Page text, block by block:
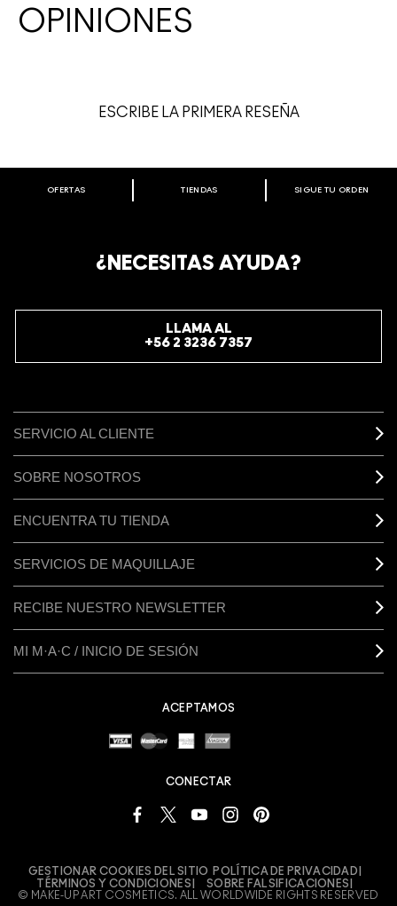
OPINIONES
ESCRIBE LA PRIMERA RESEÑA
BIENVENIDO A M·A·C COSMETICS
REGÍSTRATE AHORA PARA RECIBIR INFORMACIÓN
OFERTAS TIENDAS SIGUE TU ORDEN
¿NECESITAS AYUDA?
LLAMA AL
+56 2 3236 7357
SERVICIO AL CLIENTE
SOBRE NOSOTROS
ENCUENTRA TU TIENDA
SERVICIOS DE MAQUILLAJE
RECIBE NUESTRO NEWSLETTER
MI M·A·C / INICIO DE SESIÓN
ACEPTAMOS
CONECTAR
GESTIONAR COOKIES DEL SITIO
POLÍTICA DE PRIVACIDAD
TÉRMINOS Y CONDICIONES
SOBRE FALSIFICACIONES
© MAKE-UP ART COSMETICS. ALL WORLDWIDE RIGHTS RESERVED